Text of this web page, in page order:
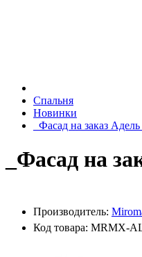
Спальня
Новинки
_Фасад на заказ
_Фасад на
Производитель:
Код товара: MRMX-